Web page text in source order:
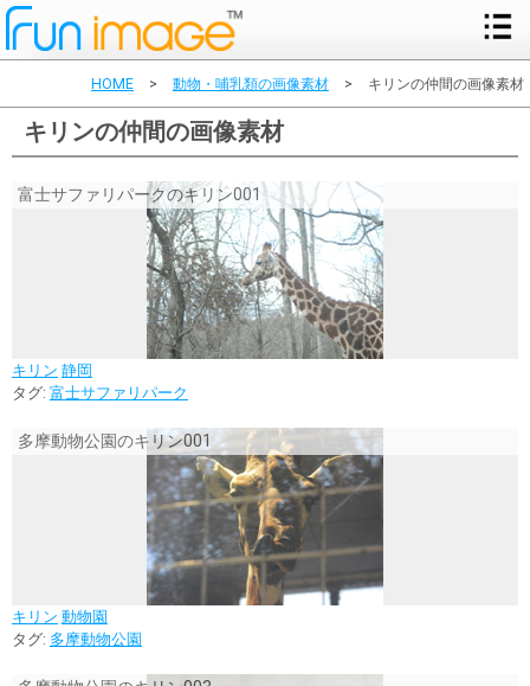
HOME > 動物・哺乳類の画像素材 > キリンの仲間の画像素材
キリンの仲間の画像素材
富士サファリパークのキリン001
キリン 静岡
タグ: 富士サファリパーク
多摩動物公園のキリン001
キリン 動物園
タグ: 多摩動物公園